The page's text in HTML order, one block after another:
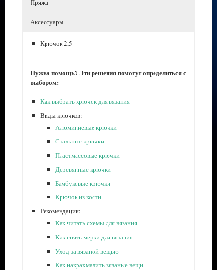
Пряжа
Аксессуары
Крючок 2,5
Нужна помощь? Эти решения помогут определиться с
выбором:
Как выбрать крючок для вязания
Виды крючков:
Алюминиевые крючки
Стальные крючки
Пластмассовые крючки
Деревянные крючки
Бамбуковые крючки
Крючок из кости
Рекомендации:
Как читать схемы для вязания
Как снять мерки для вязания
Уход за вязаной вещью
Как накрахмалить вязаные вещи